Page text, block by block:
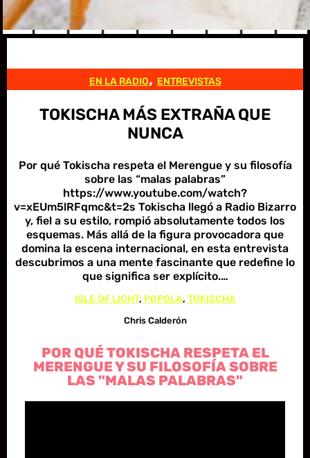
EN LA RADIO, ENTREVISTAS
TOKISCHA MÁS EXTRAÑA QUE
NUNCA
Por qué Tokischa respeta el Merengue y su filosofía
sobre las “malas palabras”
https://www.youtube.com/watch?
v=xEUm5lRFqmc&t=2s Tokischa llegó a Radio Bizarro
y, fiel a su estilo, rompió absolutamente todos los
esquemas. Más allá de la figura provocadora que
domina la escena internacional, en esta entrevista
descubrimos a una mente fascinante que redefine lo
que significa ser explícito.…
ISLE OF LIGHT, POPOLA, TOKISCHA
Chris Calderón
POR QUÉ TOKISCHA RESPETA EL
MERENGUE Y SU FILOSOFÍA SOBRE
LAS "MALAS PALABRAS"